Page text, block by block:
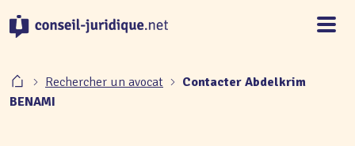
Rechercher un avocat
Contacter Abdelkrim
BENAMI